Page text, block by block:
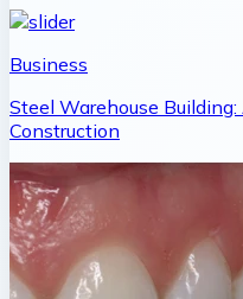
Business
Steel Warehouse
Construction